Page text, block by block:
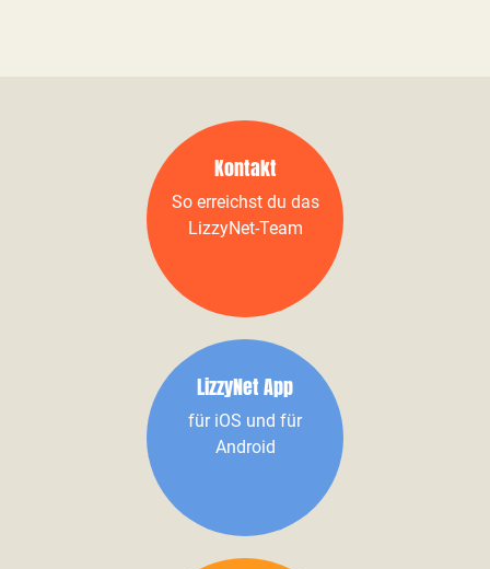
Kontakt
So erreichst du das
LizzyNet-Team
LizzyNet App
für iOS und für
Android